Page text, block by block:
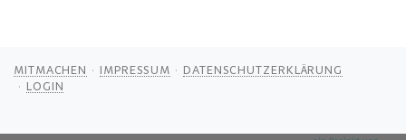
MITMACHEN IMPRESSUM
DATENSCHUTZERKLÄRUNG
LOGIN